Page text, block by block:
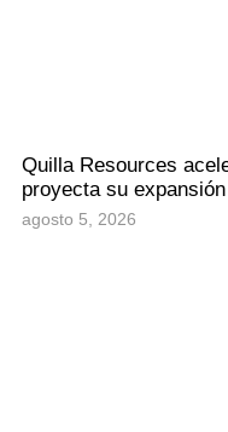
Quilla Resources
proyecta su
agosto 5, 2026